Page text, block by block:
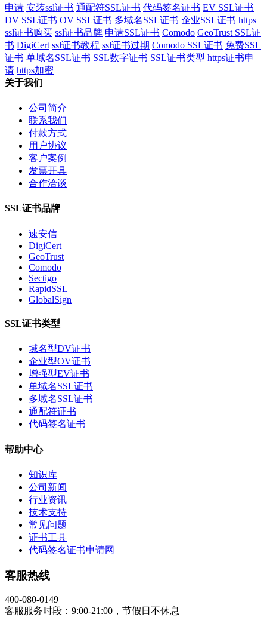
申请 安装ssl证书 通配符SSL证书 代码签名证书 EV SSL证书
DV SSL证书 OV SSL证书 多域名SSL证书 企业SSL证书 https
ssl证书购买 ssl证书品牌 申请SSL证书 Comodo GeoTrust SSL证
书 DigiCert ssl证书教程 ssl证书过期 Comodo SSL证书 免费SSL
证书 单域名SSL证书 SSL数字证书 SSL证书类型 https证书申
请 https加密
关于我们
公司简介
联系我们
付款方式
用户协议
客户案例
发票开具
合作洽谈
SSL证书品牌
速安信
DigiCert
GeoTrust
Comodo
Sectigo
RapidSSL
GlobalSign
SSL证书类型
域名型DV证书
企业型OV证书
增强型EV证书
单域名SSL证书
多域名SSL证书
通配符证书
代码签名证书
帮助中心
知识库
公司新闻
行业资讯
技术支持
常见问题
证书工具
代码签名证书申请网
客服热线
400-080-0149
客服服务时段：9:00-21:00，节假日不休息